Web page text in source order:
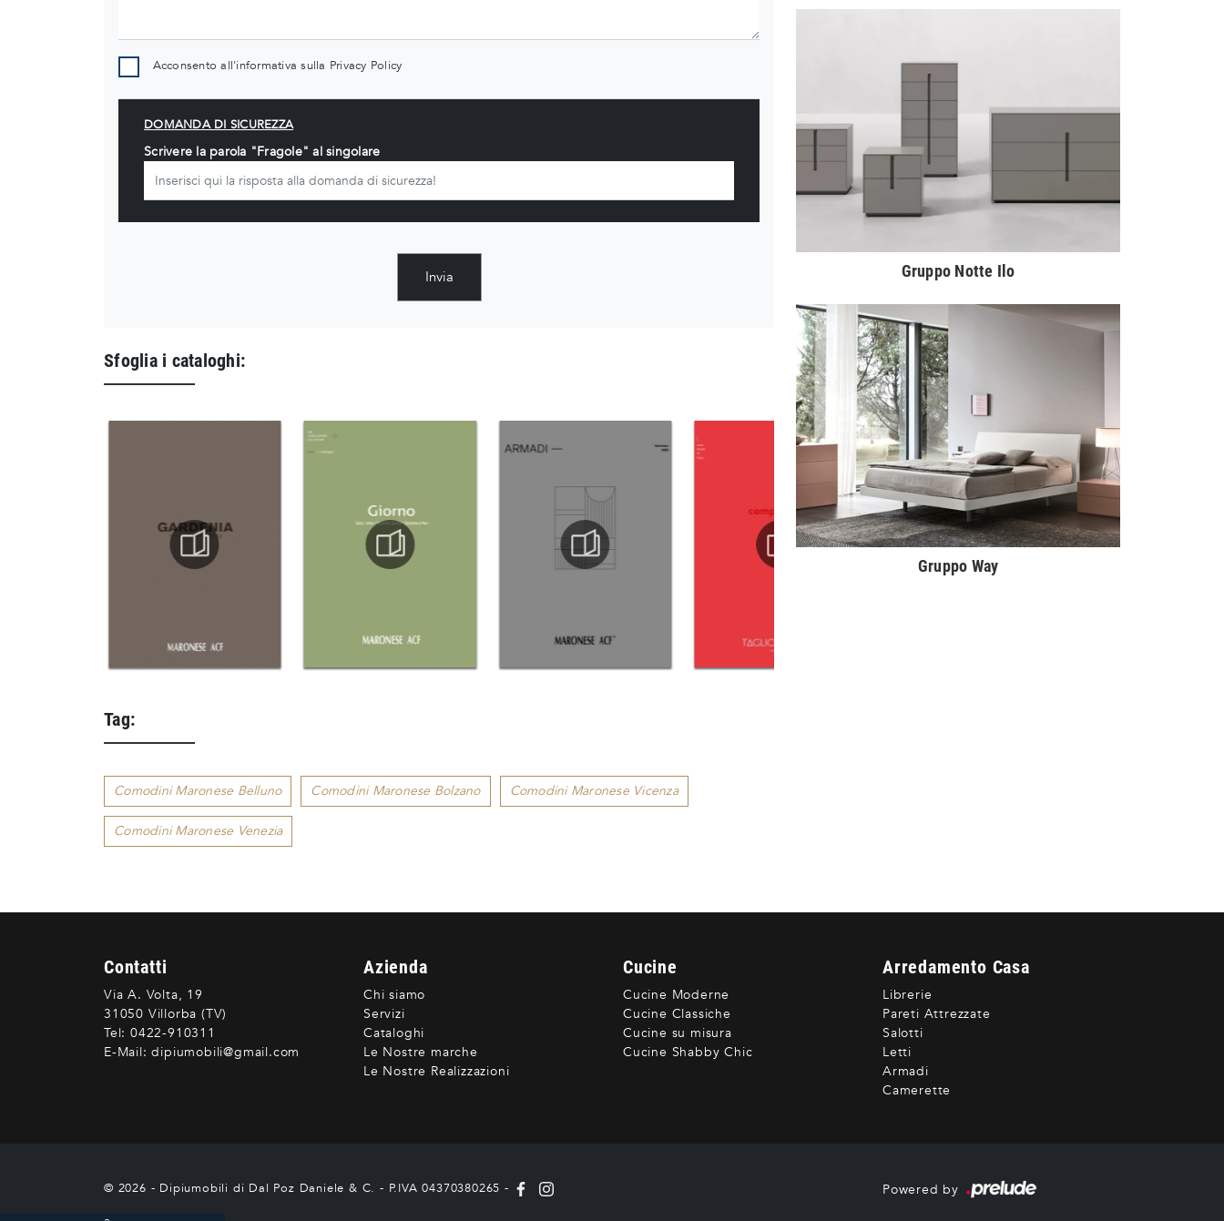
Acconsento all'informativa sulla Privacy Policy
DOMANDA DI SICUREZZA
Scrivere la parola "Fragole" al singolare
Invia
Sfoglia i cataloghi:
Tag:
Comodini Maronese Belluno Comodini Maronese Bolzano Comodini Maronese Vicenza
Comodini Maronese Venezia
Gruppo Notte Ilo
Gruppo Way
Contatti
Via A. Volta, 19
31050 Villorba (TV)
Tel: 0422-910311
E-Mail: dipiumobili@gmail.com
Azienda
Chi siamo
Servizi
Cataloghi
Le Nostre marche
Le Nostre Realizzazioni
Cucine
Cucine Moderne
Cucine Classiche
Cucine su misura
Cucine Shabby Chic
Arredamento Casa
Librerie
Pareti Attrezzate
Salotti
Letti
Armadi
Camerette
© 2026 - Dipiumobili di Dal Poz Daniele & C. - P.IVA 04370380265 - Powered by